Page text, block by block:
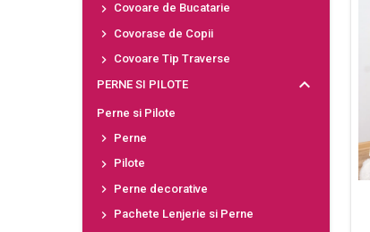
Covoare de Bucatarie
Covorase de Copii
Covoare Tip Traverse
PERNE SI PILOTE
Perne si Pilote
Perne
Pilote
Perne decorative
Pachete Lenjerie si Perne